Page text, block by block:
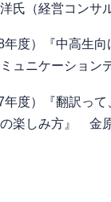
氏（経営コンサ
年度）『中高生
ュニケーション
度）『翻訳って
楽しみ方』 金